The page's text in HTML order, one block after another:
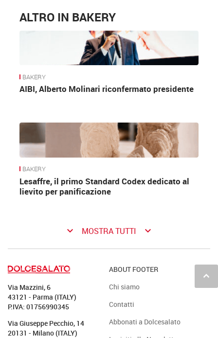
ALTRO IN BAKERY
BAKERY
AIBI, Alberto Molinari riconfermato presidente
BAKERY
Lesaffre, il primo Standard Codex dedicato al
lievito per panificazione
keyboard_arrow_down MOSTRA TUTTI keyboard_arrow_down
keyboard_arrow_up
Via Mazzini, 6
43121 - Parma (ITALY)
P.IVA: 01756990345
Via Giuseppe Pecchio, 14
20131 - Milano (ITALY)
ABOUT FOOTER
Chi siamo
Contatti
Abbonati a Dolcesalato